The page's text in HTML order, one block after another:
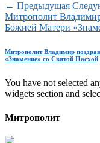
← Предыдущая
Митрополит
Божией Матери
Митрополит Владимир
«Знамение» со Святой Пасхой
You have not selected
widgets section and
Митрополит